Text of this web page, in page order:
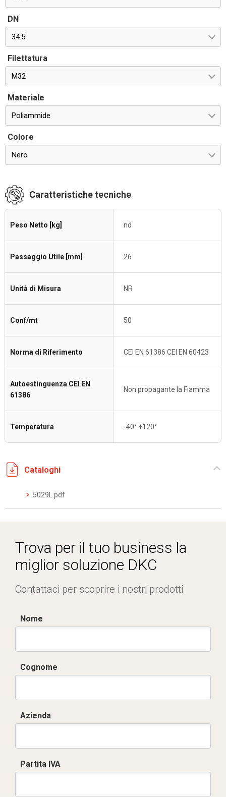
DN
34.5
Filettatura
M32
Materiale
Poliammide
Colore
Nero
Caratteristiche tecniche
Peso Netto [kg] nd
Passaggio Utile [mm] 26
Unità di Misura NR
Conf/mt 50
Norma di Riferimento CEI EN 61386 CEI EN 60423
Autoestinguenza CEI EN
61386
Non propagante la Fiamma
Temperatura -40° +120°
Cataloghi
5029L.pdf
Trova per il tuo business la
miglior soluzione DKC
Contattaci per scoprire i nostri prodotti
Nome
Cognome
Azienda
Partita IVA